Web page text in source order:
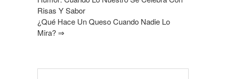
Risas Y Sabor
¿Qué Hace Un Queso Cuando Nadie Lo
Mira?⇒